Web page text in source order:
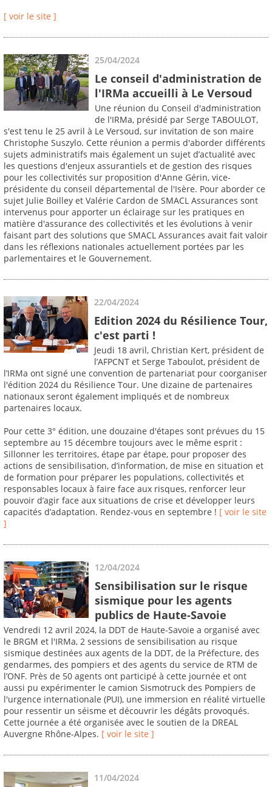
[ voir le site ]
25/04/2024
Le conseil d'administration de
l'IRMa accueilli à Le Versoud
Une réunion du Conseil d'administration
de l'IRMa, présidé par Serge TABOULOT,
s'est tenu le 25 avril à Le Versoud, sur invitation de son maire
Christophe Suszylo. Cette réunion a permis d'aborder différents
sujets administratifs mais également un sujet d’actualité avec
les questions d'enjeux assurantiels et de gestion des risques
pour les collectivités sur proposition d'Anne Gérin, vice-
présidente du conseil départemental de l'Isère. Pour aborder ce
sujet Julie Boilley et Valérie Cardon de SMACL Assurances sont
intervenus pour apporter un éclairage sur les pratiques en
matière d'assurance des collectivités et les évolutions à venir
faisant part des solutions que SMACL Assurances avait fait valoir
dans les réflexions nationales actuellement portées par les
parlementaires et le Gouvernement.
22/04/2024
Edition 2024 du Résilience Tour,
c'est parti !
Jeudi 18 avril, Christian Kert, président de
l’AFPCNT et Serge Taboulot, président de
l’IRMa ont signé une convention de partenariat pour coorganiser
l'édition 2024 du Résilience Tour. Une dizaine de partenaires
nationaux seront également impliqués et de nombreux
partenaires locaux.
Pour cette 3° édition, une douzaine d'étapes sont prévues du 15
septembre au 15 décembre toujours avec le même esprit :
Sillonner les territoires, étape par étape, pour proposer des
actions de sensibilisation, d’information, de mise en situation et
de formation pour préparer les populations, collectivités et
responsables locaux à faire face aux risques, renforcer leur
pouvoir d’agir face aux situations de crise et développer leurs
capacités d’adaptation. Rendez-vous en septembre ! [ voir le site
]
12/04/2024
Sensibilisation sur le risque
sismique pour les agents
publics de Haute-Savoie
Vendredi 12 avril 2024, la DDT de Haute-Savoie a organisé avec
le BRGM et l'IRMa, 2 sessions de sensibilisation au risque
sismique destinées aux agents de la DDT, de la Préfecture, des
gendarmes, des pompiers et des agents du service de RTM de
l’ONF. Près de 50 agents ont participé à cette journée et ont
aussi pu expérimenter le camion Sismotruck des Pompiers de
l'urgence internationale (PUI), une immersion en réalité virtuelle
pour ressentir un séisme et découvrir les dégâts provoqués.
Cette journée a été organisée avec le soutien de la DREAL
Auvergne Rhône-Alpes. [ voir le site ]
11/04/2024